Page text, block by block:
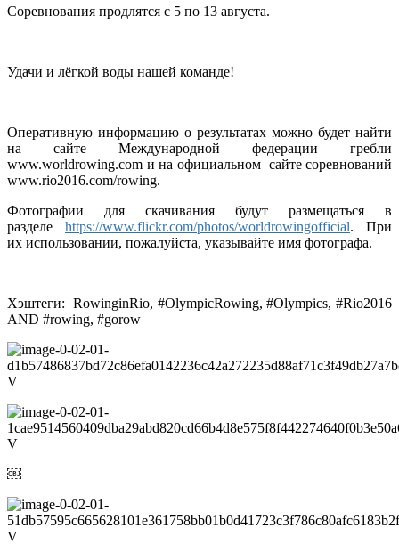
Соревнования продлятся с 5 по 13 августа.
Удачи и лёгкой воды нашей команде!
Оперативную информацию о результатах можно будет найти
на сайте Международной федерации гребли
www.worldrowing.com и на официальном сайте соревнований
www.rio2016.com/rowing.
Фотографии для скачивания будут размещаться в
разделе https://www.flickr.com/photos/worldrowingofficial. При
их использовании, пожалуйста, указывайте имя фотографа.
Хэштеги:RowinginRio, #OlympicRowing, #Olympics, #Rio2016
AND #rowing, #gorow
￼